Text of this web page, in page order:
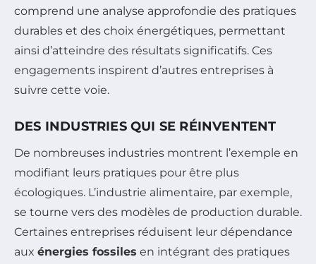
comprend une analyse approfondie des pratiques
durables et des choix énergétiques, permettant
ainsi d’atteindre des résultats significatifs. Ces
engagements inspirent d’autres entreprises à
suivre cette voie.
DES INDUSTRIES QUI SE RÉINVENTENT
De nombreuses industries montrent l’exemple en
modifiant leurs pratiques pour être plus
écologiques. L’industrie alimentaire, par exemple,
se tourne vers des modèles de production durable.
Certaines entreprises réduisent leur dépendance
aux énergies fossiles en intégrant des pratiques